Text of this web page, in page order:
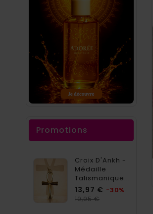
Promotions
Croix D'Ankh -
Médaille
Talismanique...
13,97 € Prix
-30%
19,95 €Prix